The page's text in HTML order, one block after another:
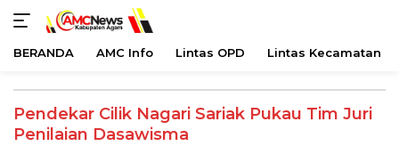
konten
BERANDA AMC Info Lintas OPD Lintas Kecamatan
Pendekar Cilik Nagari Sariak Pukau Tim Juri
Penilaian Dasawisma